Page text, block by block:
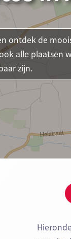
ontdek de
alle plaatsen
zijn.